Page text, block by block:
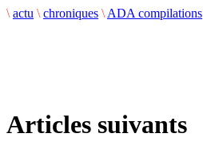
\ actu \ chroniques \ ADA compilations
Articles suivants